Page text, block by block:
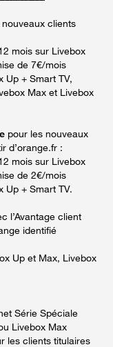
clients
mois sur Livebox
de 7€/mois
Up + Smart TV,
Max et Livebox
pour les nouveaux
d’orange.fr :
mois sur Livebox
de 2€/mois
Up + Smart TV.
l’Avantage client
identifié
Up et Max, Livebox
Série Spéciale
Livebox Max
les clients titulaires